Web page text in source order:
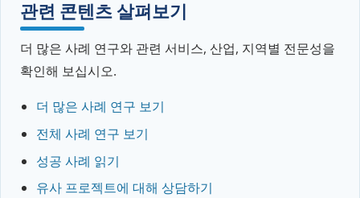
관련 콘텐츠 살펴보기
더 많은 사례 연구와 관련 서비스, 산업, 지역별 전문성을
확인해 보십시오.
더 많은 사례 연구 보기
전체 사례 연구 보기
성공 사례 읽기
유사 프로젝트에 대해 상담하기